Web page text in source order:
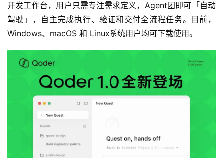
开发工作台，用户只需专注需求定义，Agent团即可「自动
驾驶」，自主完成执行、验证和交付全流程任务。目前，
Windows、macOS 和 Linux系统用户均可下载使用。